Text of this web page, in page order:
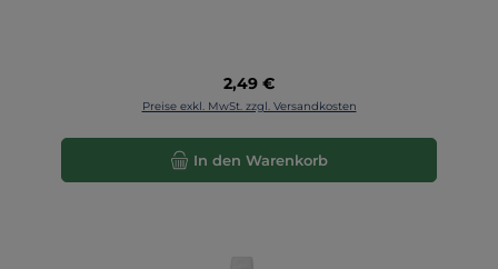
Regulärer Preis:
2,49 €
Preise exkl. MwSt. zzgl. Versandkosten
In den Warenkorb